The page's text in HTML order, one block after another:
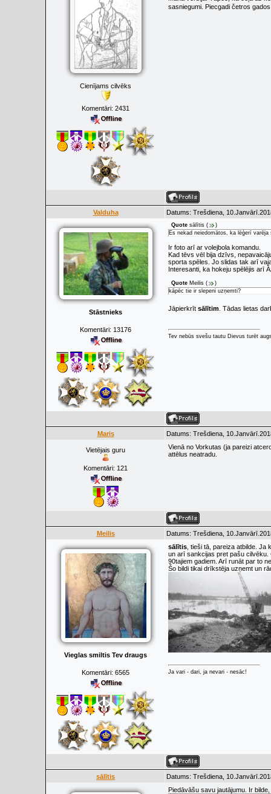
Cienījams cilvēks
Komentāri: 2431
sasniegumi. Piecgadi četros
Valduha Datums: Trešdiena,
Stāstnieks
Komentāri: 13176
Quote sālītis (
)
Es nekad neiedomātos, ka lēģerī varēja
Ir foto arī ar volejbola komandu.
Kad tēvs vēl bija dzīvs,
sporta spēles. Jo slidas tak arī
Interesanti, ka hokeju spēlējis arī
Quote Meilis (
)
kāpēc tie ir slepeni uzņemti?
Jāpierkrīt sālītim . Tādas lietas
Tev nebūs svešu tautu Dievus turēt
Maris Datums: Trešdiena,
Vietējais guru
Komentāri: 121
Vienā no Vorkutas (ja pareizi
attēlus neatradu.
Meilis Datums: Trešdiena,
Vieglas smiltis Tev draugs
Komentāri: 6565
sālītis , tieši tā, pareiza atbilde.
un arī sankcijas pret pašu cilvēku.
90tajiem gadiem. Arī runāt par to
Šo bildi tikai drīkstēja uzņemt un
Ja vari - dari, ja nevari - nesāc!
sālītis Datums: Trešdiena,
Piedāvāšu savu jautājumu. Ir